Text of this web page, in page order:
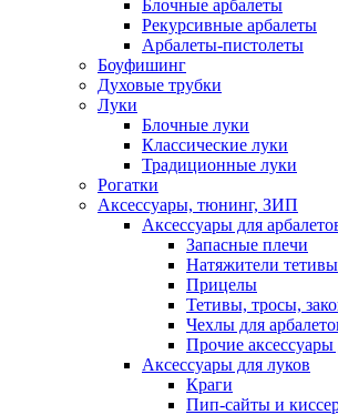
Блочные арбалеты
Рекурсивные арбалеты
Арбалеты-пистолеты
Боуфишинг
Духовые трубки
Луки
Блочные луки
Классические луки
Традиционные луки
Рогатки
Аксессуары, тюнинг, ЗИП
Аксессуары для
Запасные плечи
Натяжители тетивы
Прицелы
Тетивы, тросы,
Чехлы для
Прочие аксессуары
Аксессуары для луков
Краги
Пип-сайты и